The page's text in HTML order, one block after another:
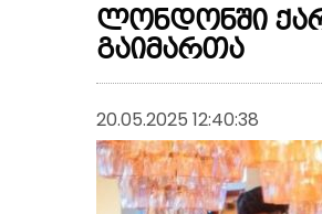
ლონდონში
გაიმართა
20.05.2025 12:40:38